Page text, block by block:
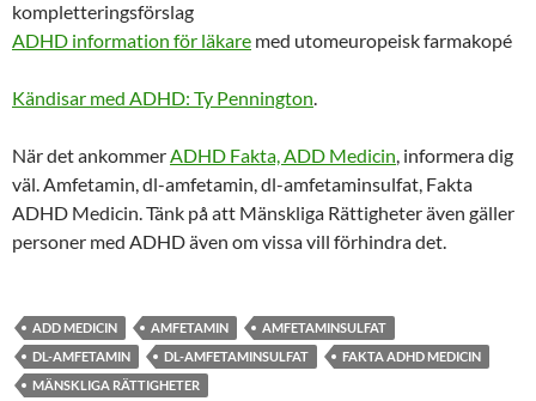
kompletteringsförslag
ADHD information för läkare med utomeuropeisk farmakopé
Kändisar med ADHD: Ty Pennington.
När det ankommerADHD Fakta, ADD Medicin, informera dig
väl. Amfetamin, dl-amfetamin, dl-amfetaminsulfat, Fakta
ADHD Medicin. Tänk på att Mänskliga Rättigheter även gäller
personer med ADHD även om vissa vill förhindra det.
ADD MEDICIN AMFETAMIN
AMFETAMINSULFAT
DL-AMFETAMIN
DL-AMFETAMINSULFAT
FAKTA ADHD MEDICIN
MÄNSKLIGA RÄTTIGHETER